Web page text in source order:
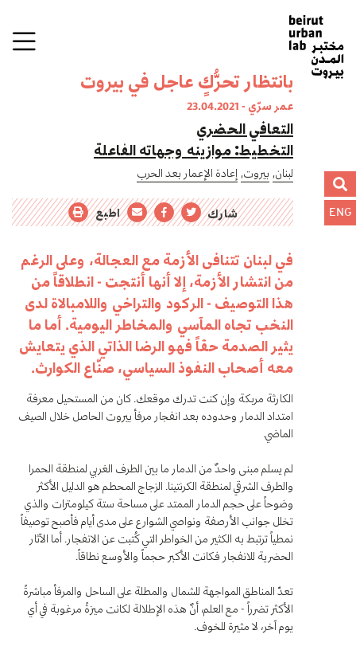
ENG
بانتظار تحرُّكٍ عاجل في بيروت
عمر سرّي - 23.04.2021
التعافي الحضري
التخطيط: موازينه وجهاته الفاعلة
لبنان, بيروت,إعادة الإعمار بعد الحرب
في لبنان تتنافى الأزمة مع العجالة، وعلى الرغم
من انتشار الأزمة، إلا أنها أنتجت - انطلاقاً من
هذا التوصيف - الركود والتراخي واللامبالاة لدى
النخب تجاه المآسي والمخاطر اليومية. أما ما
يثير الصدمة حقاً فهو الرضا الذاتي الذي يتعايش
معه أصحاب النفوذ السياسي، صنّاع الكوارث.
شارك اطبع
الكارثة مربكة وإن كنت تدرك موقعك. كان من المستحيل معرفة
امتداد الدمار وحدوده بعد انفجار مرفأ بيروت الحاصل خلال الصيف
الماضي.
لم يسلم مبنى واحدٌ من الدمار ما بين الطرف الغربي لمنطقة الحمرا
والطرف الشرقي لمنطقة الكرنتينا. الزجاج المحطم هو الدليل الأكثر
وضوحاً على حجم الدمار الممتد على مساحة ستة كيلومترات والذي
تخلل جوانب الأرصفة ونواصي الشوارع على مدى أيام فأصبح توصيفاً
نمطياً ترتبط به الكثير من الخواطر التي كُتبت عن الانفجار. أما الآثار
الحضرية للانفجار فكانت الأكبر حجماً والأوسع نطاقاً.
تعدّ المناطق المواجهة للشمال والمطلة على الساحل والمرفأ مباشرةً
الأكثر تضرراً - مع العلم، أنٌ هذه الإطلالة لكانت ميزةً مرغوبة في أي
يوم آخر، لا مثيرة للخوف.